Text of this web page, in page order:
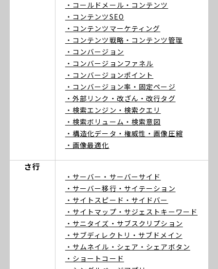
・コールドメール ・コンテンツ
・コンテンツSEO
・コンテンツマーケティング
・コンテンツ戦略 ・コンテンツ管理
・コンバージョン
・コンバージョンファネル
・コンバージョンポイント
・コンバージョン率 ・固定ページ
・外部リンク ・改ざん ・改行タグ
・検索エンジン ・検索クエリ
・検索ボリューム ・検索意図
・構造化データ ・権威性 ・画像圧縮
・画像最適化
さ行
・サーバー ・サーバーサイド
・サーバー移行 ・サイテーション
・サイトスピード ・サイドバー
・サイトマップ ・サジェストキーワード
・サニタイズ ・サブスクリプション
・サブディレクトリ ・サブドメイン
・サムネイル ・シェア ・シェアボタン
・ショートコード